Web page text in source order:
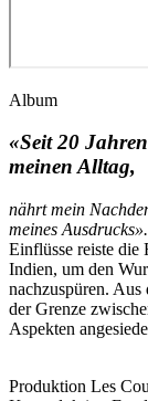
Album
«Seit 20
meinen Alltag,
nährt mein
meines Ausdrucks».
Einflüsse reiste die
Indien, um den
nachzuspüren. Aus
der Grenze
Aspekten
Produktion Les